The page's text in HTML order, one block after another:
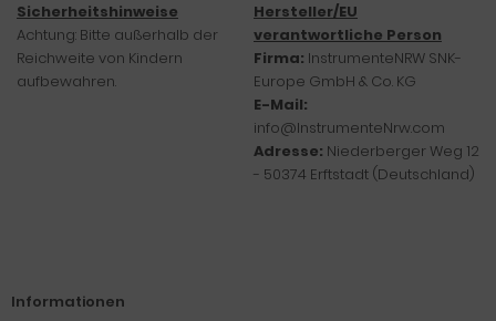
Sicherheitshinweise
Achtung: Bitte außerhalb der
Reichweite von Kindern
aufbewahren.
Hersteller/EU
verantwortliche Person
Firma: InstrumenteNRW SNK-
Europe GmbH & Co. KG
E-Mail:
info@InstrumenteNrw.com
Adresse: Niederberger Weg 12
- 50374 Erftstadt (Deutschland)
Informationen